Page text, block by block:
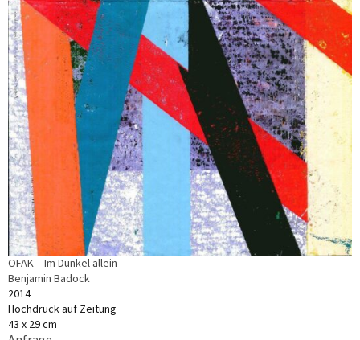
OFAK – Im Dunkel allein
Benjamin Badock
2014
Hochdruck auf Zeitung
43 x 29 cm